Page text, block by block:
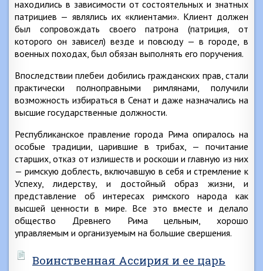
находились в зависимости от состоятельных и знатных
патрициев — являлись их «клиентами». Клиент должен
был сопровождать своего патрона (патриция, от
которого он зависел) везде и повсюду — в городе, в
военных походах, был обязан выполнять его поручения.
Впоследствии плебеи добились гражданских прав, стали
практически полноправными римлянами, получили
возможность избираться в Сенат и даже назначались на
высшие государственные должности.
Республиканское правление города Рима опиралось на
особые традиции, царившие в трибах, — почитание
старших, отказ от излишеств и роскоши и главную из них
— римскую доблесть, включавшую в себя и стремление к
Успеху, лидерству, и достойный образ жизни, и
представление об интересах римского народа как
высшей ценности в мире. Все это вместе и делало
общество Древнего Рима цельным, хорошо
управляемым и организуемым на большие свершения.
Воинственная Ассирия и ее царь